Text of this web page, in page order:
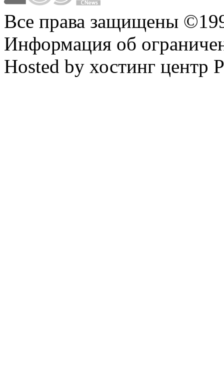
Все права защищены
Информация об
Hosted by хостинг центр